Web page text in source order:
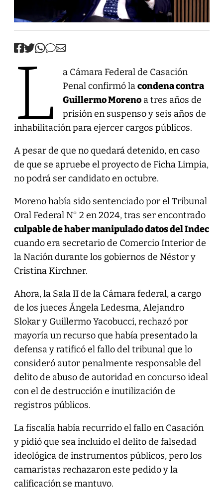
L
a Cámara Federal de Casación
Penal confirmó lacondena contra
Guillermo Morenoa tres años de
prisión en suspenso y seis años de
inhabilitación para ejercer cargos públicos.
A pesar de que no quedará detenido, en caso
de que se apruebe el proyecto de Ficha Limpia,
no podrá ser candidato en octubre.
Moreno había sido sentenciado por el Tribunal
Oral Federal N° 2 en 2024, tras ser encontrado
culpable de haber manipulado datos del Indec
cuando era secretario de Comercio Interior de
la Nación durante los gobiernos de Néstor y
Cristina Kirchner.
Ahora, la Sala II de la Cámara federal, a cargo
de los jueces Ángela Ledesma, Alejandro
Slokar y Guillermo Yacobucci, rechazó por
mayoría un recurso que había presentado la
defensa y ratificó el fallo del tribunal que lo
consideró autor penalmente responsable del
delito de abuso de autoridad en concurso ideal
con el de destrucción e inutilización de
registros públicos.
La fiscalía había recurrido el fallo en Casación
y pidió que sea incluido el delito de falsedad
ideológica de instrumentos públicos, pero los
camaristas rechazaron este pedido y la
calificación se mantuvo.